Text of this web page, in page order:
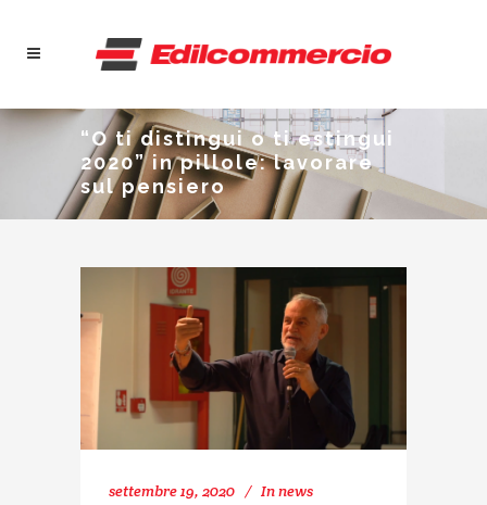
“O ti distingui o ti estingui
2020” in pillole: lavorare
sul pensiero
settembre 19, 2020 Innews